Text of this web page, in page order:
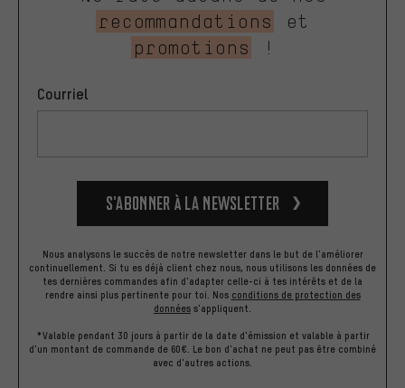
recommandations
et
promotions
!
Courriel
S’abonner à la newsletter
Nous analysons le succès de notre newsletter dans le but de l'améliorer
continuellement. Si tu es déjà client chez nous, nous utilisons les données de
tes dernières commandes afin d'adapter celle-ci à tes intérêts et de la
rendre ainsi plus pertinente pour toi. Nos conditions de protection des
données s'appliquent.
*Valable pendant 30 jours à partir de la date d'émission et valable à partir
d'un montant de commande de 60€. Le bon d'achat ne peut pas être combiné
avec d'autres actions.